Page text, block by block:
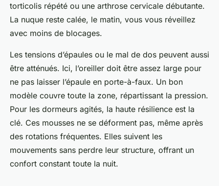
torticolis répété ou une arthrose cervicale débutante.
La nuque reste calée, le matin, vous vous réveillez
avec moins de blocages.
Les tensions d’épaules ou le mal de dos peuvent aussi
être atténués. Ici, l’oreiller doit être assez large pour
ne pas laisser l’épaule en porte-à-faux. Un bon
modèle couvre toute la zone, répartissant la pression.
Pour les dormeurs agités, la haute résilience est la
clé. Ces mousses ne se déforment pas, même après
des rotations fréquentes. Elles suivent les
mouvements sans perdre leur structure, offrant un
confort constant toute la nuit.